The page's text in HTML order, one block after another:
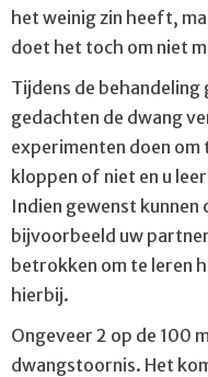
het weinig zin heeft,
doet het toch om niet
Tijdens de behandeling
gedachten de dwang
experimenten doen
kloppen of niet en u
Indien gewenst kunnen
bijvoorbeeld uw
betrokken om te leren
hierbij.
Ongeveer 2 op de 100
dwangstoornis. Het